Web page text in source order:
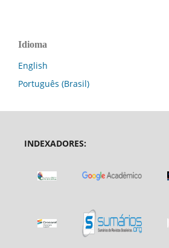
Idioma
English
Português (Brasil)
INDEXADORES: